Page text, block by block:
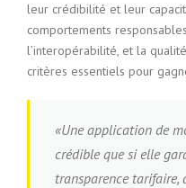
leur crédibilité et leur
comportements
l’interopérabilité, et la
critères essentiels pour
«Une application de
crédible que si elle
transparence tarifaire,